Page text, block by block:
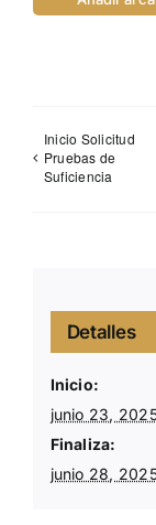
Inicio Solicitud
Pruebas de
Suficiencia
Detalles
Inicio:
junio 23,
Finaliza:
junio 28,